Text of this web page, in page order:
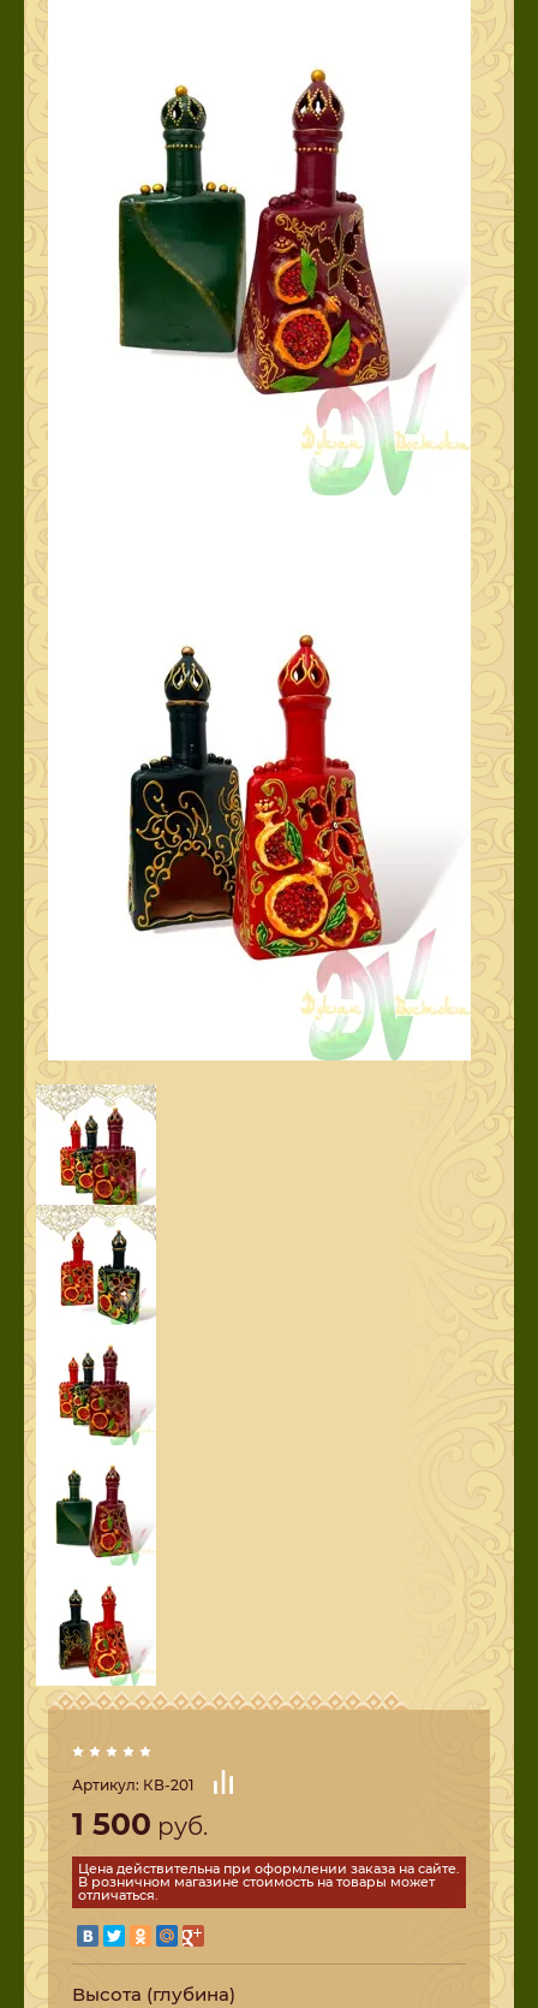
Артикул: КВ-201
1 500 руб.
Цена действительна при оформлении заказа на сайте.
В розничном магазине стоимость на товары может
отличаться.
Высота (глубина)